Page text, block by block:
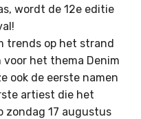
wordt de 12e editie
trends op het strand
het thema Denim
ook de eerste namen
artiest die het
zondag 17 augustus